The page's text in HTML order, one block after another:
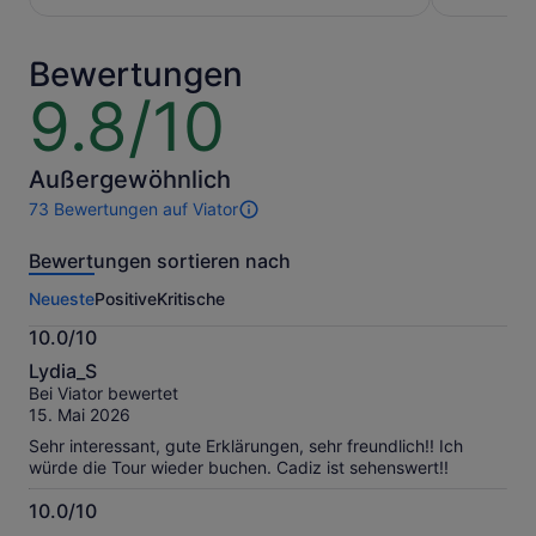
Erw.
Bewertungen
9.8/10
9.8
von
10
Außergewöhnlich
73 Bewertungen auf Viator
73
dieser
Weitere
Informationen
zu
unseren
geprüften
Bewertungen.
Bewertungen sortieren nach
NeuestePositiveKritische
10.0/10
10.0
von
10
Lydia_S
Bei Viator bewertet
15. Mai 2026
Sehr interessant, gute Erklärungen, sehr freundlich!! Ich
würde die Tour wieder buchen. Cadiz ist sehenswert!!
10.0/10